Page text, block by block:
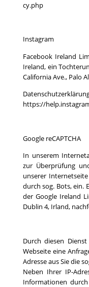
cy.php
Instagram
Facebook Ireland
Ireland, ein
California Ave., Palo
https://
Google reCAPTCHA
In unserem
zur Überprüfung
unserer
durch sog. Bots, ein.
der Google Ireland
Dublin 4, Irland,
Durch diesen
Webseite eine
Adresse aus Sie die
Neben Ihrer IP-
Informationen